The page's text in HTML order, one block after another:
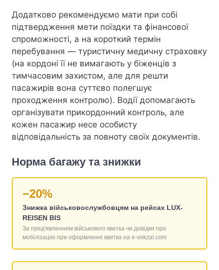
Додатково рекомендуємо мати при собі
підтвердження мети поїздки та фінансової
спроможності, а на короткий термін
перебування — туристичну медичну страховку
(на кордоні її не вимагають у біженців з
тимчасовим захистом, але для решти
пасажирів вона суттєво полегшує
проходження контролю). Водії допомагають
організувати прикордонний контроль, але
кожен пасажир несе особисту
відповідальність за повноту своїх документів.
Норма багажу та знижки
−20%
Знижка військовослужбовцям на рейсах LUX-
REISEN BIS
За пред'явленням військового квитка чи довідки про
мобілізацію при оформленні квитка на e-vokzal.com